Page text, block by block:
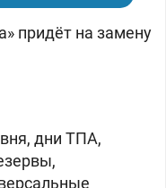
придёт на замену
дни ТПА,